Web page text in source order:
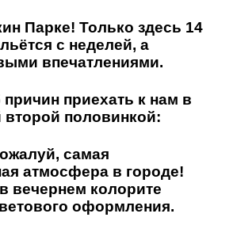
Парке! Только здесь 14
с неделей, а
впечатлениями.
приехать к нам в
второй половинкой:
самая
атмосфера в городе!
вечернем колорите
оформления.